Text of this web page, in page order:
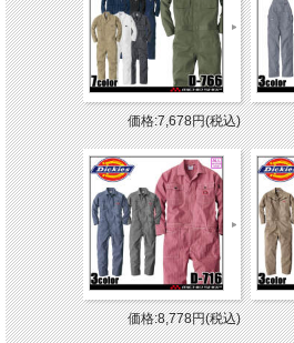
価格:7,678円(税込)
価格:8,778円(税込)